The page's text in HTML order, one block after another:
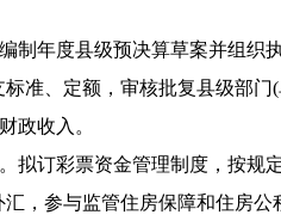
年度县级预决算草案并组织
准、定额，审核批复县级部门
政收入。
订彩票资金管理制度，按规
，参与监管住房保障和住房公